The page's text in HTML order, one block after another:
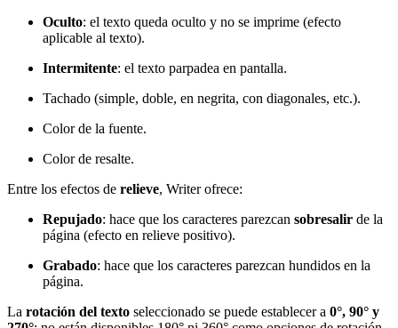
Oculto: el texto queda oculto y no se imprime (efecto
aplicable al texto).
Intermitente: el texto parpadea en pantalla.
Tachado (simple, doble, en negrita, con diagonales, etc.).
Color de la fuente.
Color de resalte.
Entre los efectos de relieve, Writer ofrece:
Repujado: hace que los caracteres parezcan sobresalir de la
página (efecto en relieve positivo).
Grabado: hace que los caracteres parezcan hundidos en la
página.
La rotación del texto seleccionado se puede establecer a 0°, 90° y